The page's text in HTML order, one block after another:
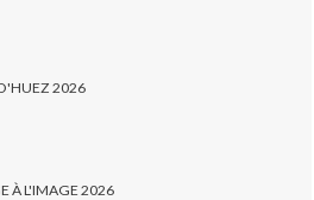
D'HUEZ 2026
À L'IMAGE 2026